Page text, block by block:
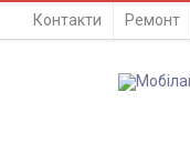
Контакти Ремонт